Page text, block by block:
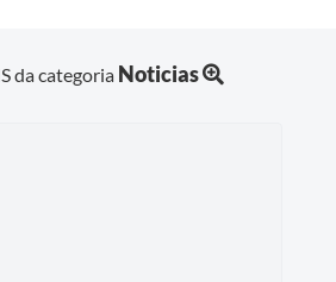
da categoria Noticias